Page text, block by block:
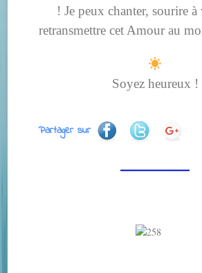
! Je peux chanter, sourire
retransmettre cet Amour au
Soyez heureux !
Partager sur